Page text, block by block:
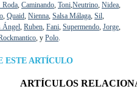
, Caminando, Toni,Neutrino, Nidea,
, Quaid, Nienna, Salsa Málaga, Sil,
Ángel, Ruben, Fani, Supermendo, Jorge,
, y Polo.
ESTE ARTÍCULO
ARTÍCULOS